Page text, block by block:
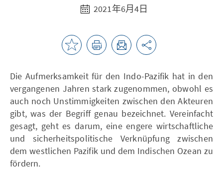
2021年6月4日
Die Aufmerksamkeit für den Indo-Pazifik hat in den
vergangenen Jahren stark zugenommen, obwohl es
auch noch Unstimmigkeiten zwischen den Akteuren
gibt, was der Begriff genau bezeichnet. Vereinfacht
gesagt, geht es darum, eine engere wirtschaftliche
und sicherheitspolitische Verknüpfung zwischen
dem westlichen Pazifik und dem Indischen Ozean zu
fördern.